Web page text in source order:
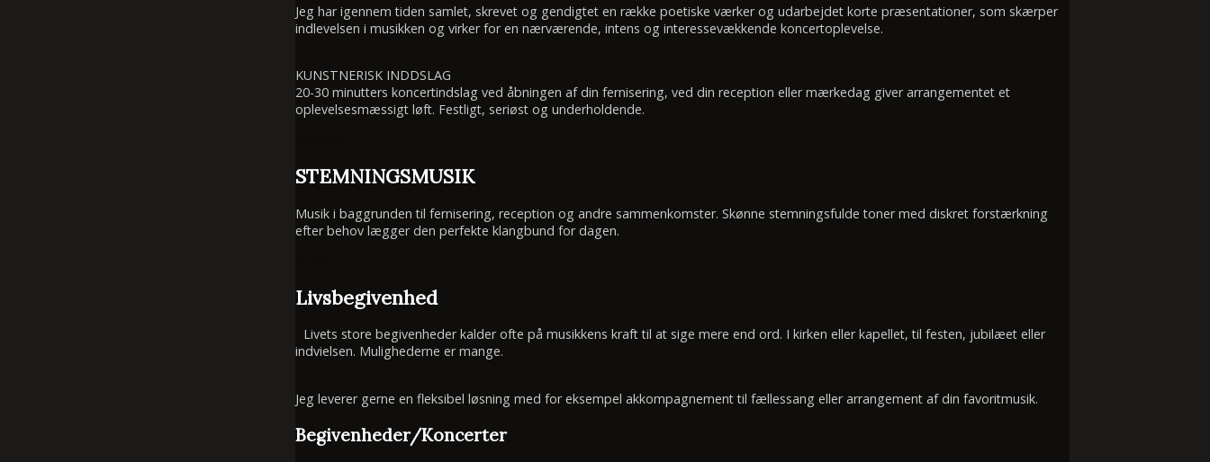
Jeg har igennem tiden samlet, skrevet og gendigtet en række poetiske værker og udarbejdet korte præsentationer, som skærper
indlevelsen i musikken og virker for en nærværende, intens og interessevækkende koncertoplevelse.
KUNSTNERISK INDDSLAG
20-30 minutters koncertindslag ved åbningen af din fernisering, ved din reception eller mærkedag giver arrangementet et
oplevelsesmæssigt løft. Festligt, seriøst og underholdende.
STEMNINGSMUSIK
Musik i baggrunden til fernisering, reception og andre sammenkomster. Skønne stemningsfulde toner med diskret forstærkning
efter behov lægger den perfekte klangbund for dagen.
Livsbegivenhed
Livets store begivenheder kalder ofte på musikkens kraft til at sige mere end ord. I kirken eller kapellet, til festen, jubilæet eller
indvielsen. Mulighederne er mange.
Jeg leverer gerne en fleksibel løsning med for eksempel akkompagnement til fællessang eller arrangement af din favoritmusik.
Begivenheder/Koncerter